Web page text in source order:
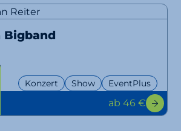
Bigband
Konzert Show EventPlus
ab 46 €